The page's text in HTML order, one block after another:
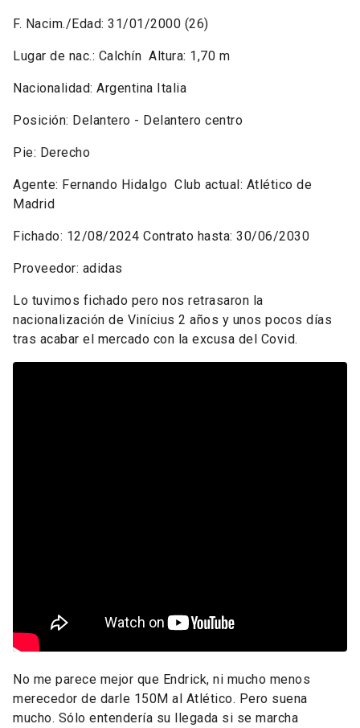
F. Nacim./Edad: 31/01/2000 (26)
Lugar de nac.: Calchín Altura: 1,70 m
Nacionalidad: Argentina Italia
Posición: Delantero - Delantero centro
Pie: Derecho
Agente: Fernando Hidalgo Club actual: Atlético de
Madrid
Fichado: 12/08/2024 Contrato hasta: 30/06/2030
Proveedor: adidas
Lo tuvimos fichado pero nos retrasaron la
nacionalización de Vinícius 2 años y unos pocos días
tras acabar el mercado con la excusa del Covid.
No me parece mejor que Endrick, ni mucho menos
merecedor de darle 150M al Atlético. Pero suena
mucho. Sólo entendería su llegada si se marcha